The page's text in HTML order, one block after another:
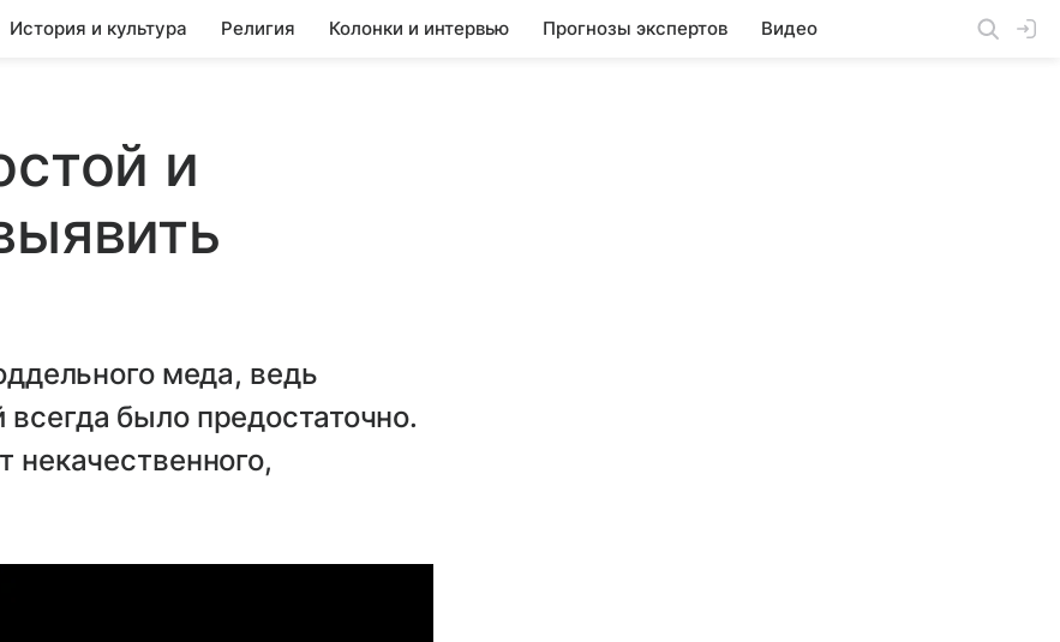
История и культура Религия Колонки и интервью Прогнозы экспертов Видео
и
меда, ведь
было предостаточно.
некачественного,